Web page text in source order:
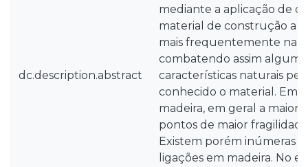
dc.description.abstract
mediante a aplicação de
material de construção a
mais frequentemente na
combatendo assim
características naturais
conhecido o material. Em
madeira, em geral a maior
pontos de maior fragilidade
Existem porém inúmeras
ligações em madeira. No